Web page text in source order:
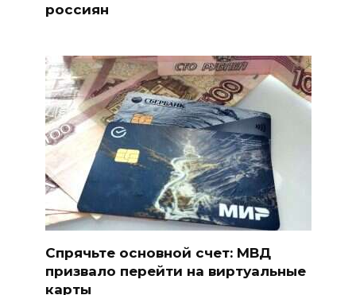
россиян
Спрячьте основной счет: МВД
призвало перейти на виртуальные
карты